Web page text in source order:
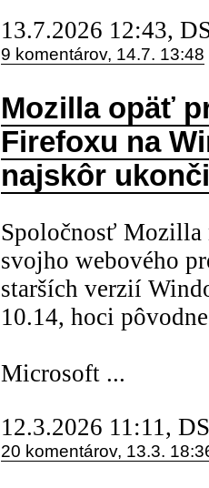
13.7.2026 12:43,
9 komentárov, 14.7. 13:48
Mozilla opäť
Firefoxu na
najskôr
Spoločnosť Mozilla
svojho webového
starších verzií
10.14, hoci
Microsoft ...
12.3.2026 11:11,
20 komentárov, 13.3.